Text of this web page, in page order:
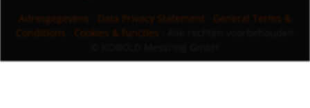
Adresgegevens
Data Privacy Statement
General Terms &
Conditions
Cookies & functies